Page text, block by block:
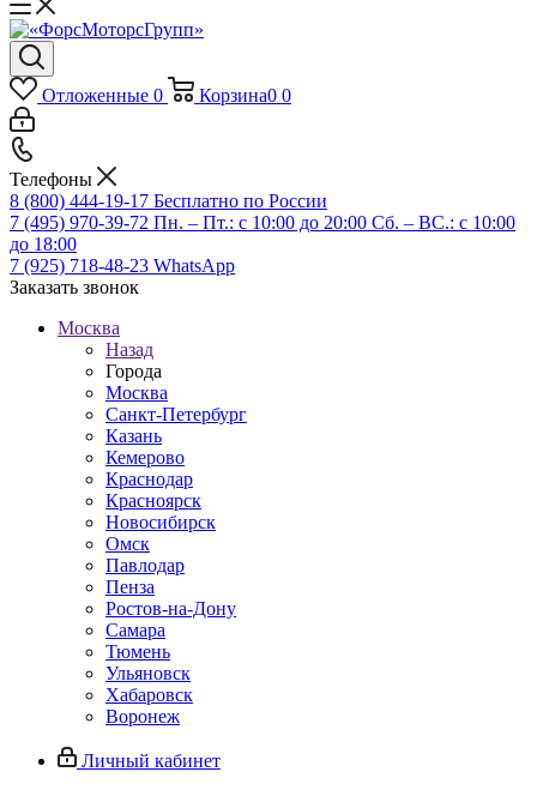
Отложенные 0 Корзина0 0
Телефоны
8 (800) 444-19-17 Бесплатно по России
7 (495) 970-39-72 Пн. – Пт.: с 10:00 до 20:00 Сб. – ВС.: c 10:00
до 18:00
7 (925) 718-48-23 WhatsApp
Заказать звонок
Москва
Назад
Города
Москва
Санкт-Петербург
Казань
Кемерово
Краснодар
Красноярск
Новосибирск
Омск
Павлодар
Пенза
Ростов-на-Дону
Самара
Тюмень
Ульяновск
Хабаровск
Воронеж
Личный кабинет